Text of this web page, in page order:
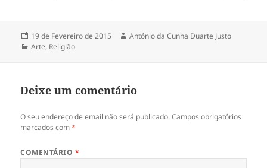
Publicado
a
19 de Fevereiro de 2015 Autor
António da Cunha Duarte Justo
Categorias
Arte, Religião
Deixe um comentário
O seu endereço de email não será publicado. Campos obrigatórios
marcados com*
COMENTÁRIO *